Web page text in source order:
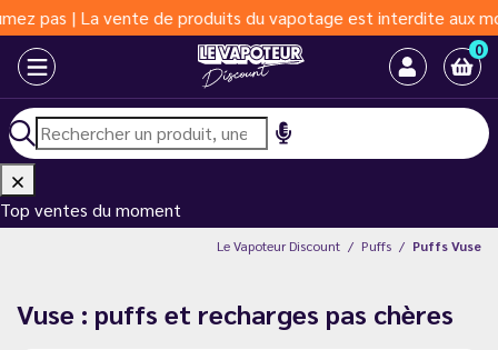
du vapotage est interdite aux moins de 18 ans |
0
Top ventes du moment
Le Vapoteur Discount Puffs Puffs Vuse
Vuse : puffs et recharges pas chères